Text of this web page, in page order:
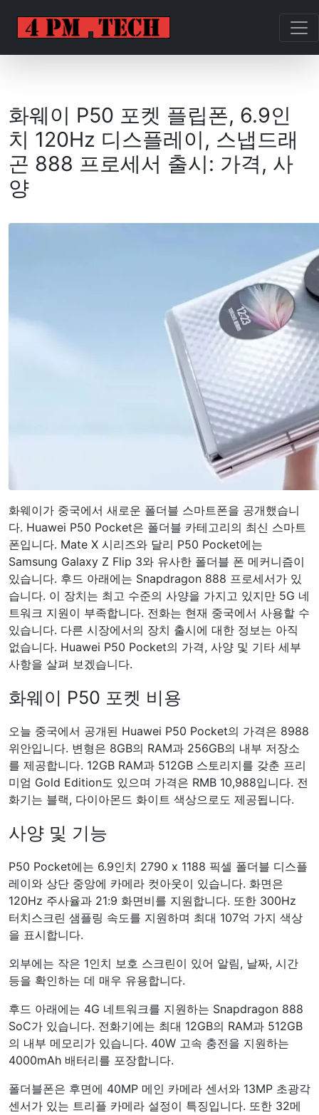
화웨이 P50 포켓 플립폰, 6.9인
치 120Hz 디스플레이, 스냅드래
곤 888 프로세서 출시: 가격, 사
양
화웨이가 중국에서 새로운 폴더블 스마트폰을 공개했습니
다. Huawei P50 Pocket은 폴더블 카테고리의 최신 스마트
폰입니다. Mate X 시리즈와 달리 P50 Pocket에는
Samsung Galaxy Z Flip 3와 유사한 폴더블 폰 메커니즘이
있습니다. 후드 아래에는 Snapdragon 888 프로세서가 있
습니다. 이 장치는 최고 수준의 사양을 가지고 있지만 5G 네
트워크 지원이 부족합니다. 전화는 현재 중국에서 사용할 수
있습니다. 다른 시장에서의 장치 출시에 대한 정보는 아직
없습니다. Huawei P50 Pocket의 가격, 사양 및 기타 세부
사항을 살펴 보겠습니다.
화웨이 P50 포켓 비용
오늘 중국에서 공개된 Huawei P50 Pocket의 가격은 8988
위안입니다. 변형은 8GB의 RAM과 256GB의 내부 저장소
를 제공합니다. 12GB RAM과 512GB 스토리지를 갖춘 프리
미엄 Gold Edition도 있으며 가격은 RMB 10,988입니다. 전
화기는 블랙, 다이아몬드 화이트 색상으로도 제공됩니다.
사양 및 기능
P50 Pocket에는 6.9인치 2790 x 1188 픽셀 폴더블 디스플
레이와 상단 중앙에 카메라 컷아웃이 있습니다. 화면은
120Hz 주사율과 21:9 화면비를 지원합니다. 또한 300Hz
터치스크린 샘플링 속도를 지원하며 최대 107억 가지 색상
을 표시합니다.
외부에는 작은 1인치 보호 스크린이 있어 알림, 날짜, 시간
등을 확인하는 데 매우 유용합니다.
후드 아래에는 4G 네트워크를 지원하는 Snapdragon 888
SoC가 있습니다. 전화기에는 최대 12GB의 RAM과 512GB
의 내부 메모리가 있습니다. 40W 고속 충전을 지원하는
4000mAh 배터리를 포장합니다.
폴더블폰은 후면에 40MP 메인 카메라 센서와 13MP 초광각
센서가 있는 트리플 카메라 설정이 특징입니다. 또한 32메